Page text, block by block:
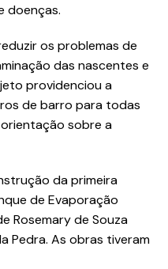
doenças.
os problemas de
das nascentes e
providenciou a
de barro para todas
sobre a
da primeira
de Evaporação
Rosemary de Souza
Pedra. As obras tiveram